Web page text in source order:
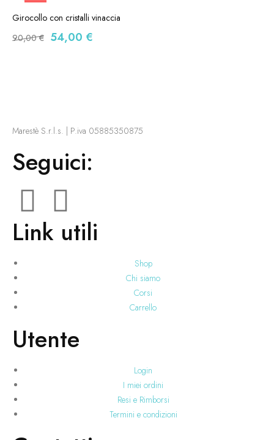
-40%
Girocollo con cristalli vinaccia
90,00€ 54,00 €
Marestè S.r.l.s. | P.iva 05885350875
Seguici:
Link utili
Shop
Chi siamo
Corsi
Carrello
Utente
Login
I miei ordini
Resi e Rimborsi
Termini e condizioni